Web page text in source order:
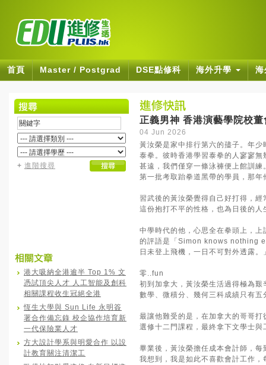
首頁 Master / Postgrad DSE點修科 海外升學
+ 進階搜尋
港大吸納全港逾半 Top 1% 文
憑試頂尖人才 人工智能及創科
相關課程收生冠絕全港
恆生大學與 Sun Life 永明簽
署合作備忘錄 校企協作培育新
一代保險業人才
方大設計學系與明愛合作 以設
計教育關注清潔工
正義男神 香港演藝學院校董
04 Jun 2026
黃汝榮是家中排行第六的孻子。年
泰拳。彼時香港學習泰拳的人寥寥
甚遠，我們僅穿一條泳褲便上館訓
第一批考取跆拳道黑帶的學員，那年
習武後的黃汝榮覺得自己好打得，
這份抱打不平的性格，也為日後的人
中學時代的他，心思全在拳頭上，
的評語是「Simon knows nothing
日未登上飛機，一日不可對外透露
零..fun
初到加拿大，黃汝榮生活過得極為
數學、微積分、幾何三科成績只有
最讓他難受的是，在加拿大的哥哥
選修十二門課程，最終拿下文學士
畢業後，黃汝榮擔任成本會計師，
我想到，我是如此不喜歡會計工作